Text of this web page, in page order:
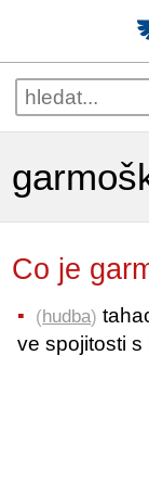
Co je
(hudba)
ve spojitosti s